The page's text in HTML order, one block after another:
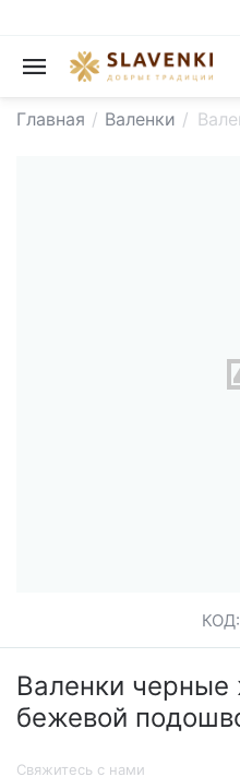
Главная / Валенки /
КОД:
Валенки черные
бежевой
Свяжитесь с нами